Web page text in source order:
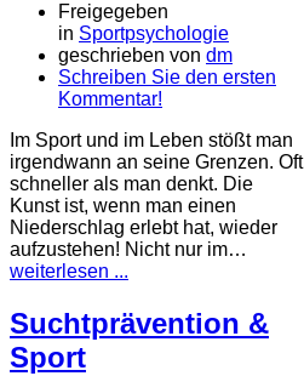
Freigegeben
in Sportpsychologie
geschrieben von dm
Schreiben Sie den ersten
Kommentar!
Im Sport und im Leben stößt man
irgendwann an seine Grenzen. Oft
schneller als man denkt. Die
Kunst ist, wenn man einen
Niederschlag erlebt hat, wieder
aufzustehen! Nicht nur im…
weiterlesen ...
Suchtprävention &
Sport